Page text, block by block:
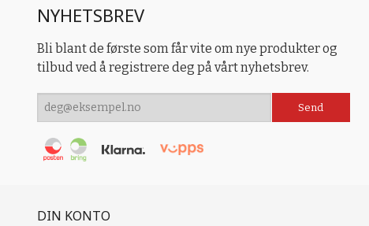
NYHETSBREV
Bli blant de første som får vite om nye produkter og
tilbud ved å registrere deg på vårt nyhetsbrev.
DIN KONTO